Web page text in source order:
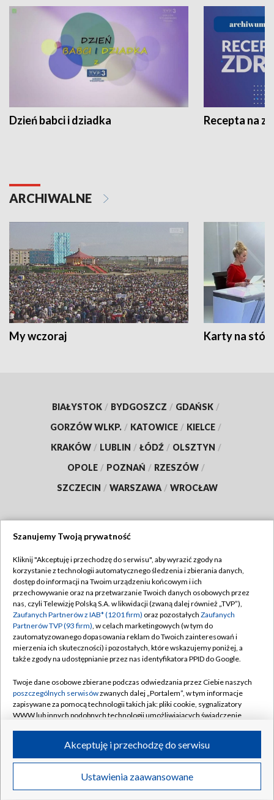
Dzień babci i dziadka Recepta na
ARCHIWALNE
My wczoraj Karty na
BIAŁYSTOK / BYDGOSZCZ / GDAŃSK /
GORZÓW WLKP. / KATOWICE / KIELCE /
KRAKÓW / LUBLIN / ŁÓDŹ / OLSZTYN /
OPOLE / POZNAŃ / RZESZÓW /
SZCZECIN / WARSZAWA / WROCŁAW
TVP
Abonament TVP
Emisja w TVP
Centrum informacji TVP
Naziemna Telewizja Cyfrowa
Rada Programowa
System NOS
Informacje o nadawcy
Program dla prasy
Ogłoszenie przetargowe
Regulamin TVP
Polityka prywatności
Moje zgody
Pomoc
Kontakt
Kanały
©2026 Telewizja Polska S.A. w likwidacji
Szanujemy Twoją prywatność
Kliknij "Akceptuję i przechodzę do serwisu", aby wyrazić zgody na
korzystanie z technologii automatycznego śledzenia i zbierania danych,
dostęp do informacji na Twoim urządzeniu końcowym i ich
przechowywanie oraz na przetwarzanie Twoich danych osobowych przez
nas, czyli Telewizję Polską S.A. w likwidacji (zwaną dalej również „TVP”),
Zaufanych Partnerów z IAB* (1201 firm) oraz pozostałych Zaufanych
Partnerów TVP (93 firm), w celach marketingowych (w tym do
zautomatyzowanego dopasowania reklam do Twoich zainteresowań i
mierzenia ich skuteczności) i pozostałych, które wskazujemy poniżej, a
także zgody na udostępnianie przez nas identyfikatora PPID do Google.
Twoje dane osobowe zbierane podczas odwiedzania przez Ciebie naszych
poszczególnych serwisówzwanych dalej „Portalem”, w tym informacje
zapisywane za pomocą technologii takich jak: pliki cookie, sygnalizatory
WWW lub innych podobnych technologii umożliwiających świadczenie
ruchu w Internecie.
Twoje dane osobowe zbierane podczas odwiedzania przez Ciebie
poszczególnych serwisówna Portalu, takie jak adresy IP, identyfikatory
Ustawienia zaawansowane
Akceptuję i przechodzę do serwisu